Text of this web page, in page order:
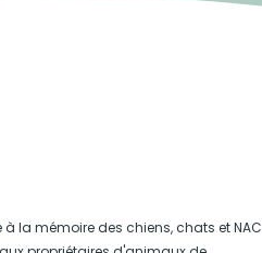
la mémoire des chiens, chats et NAC